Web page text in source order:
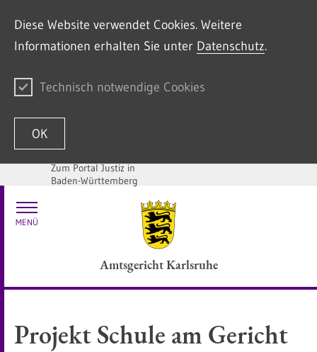
Diese Website verwendet Cookies. Weitere
Informationen erhalten Sie unter Datenschutz.
Technisch notwendige Cookies
OK
Zum Inhalt springen
Zum Portal Justiz in
Baden-Württemberg
Amtsgericht Karlsruhe
MENÜ
Projekt Schule am Gericht